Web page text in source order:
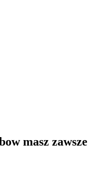
masz zawsze